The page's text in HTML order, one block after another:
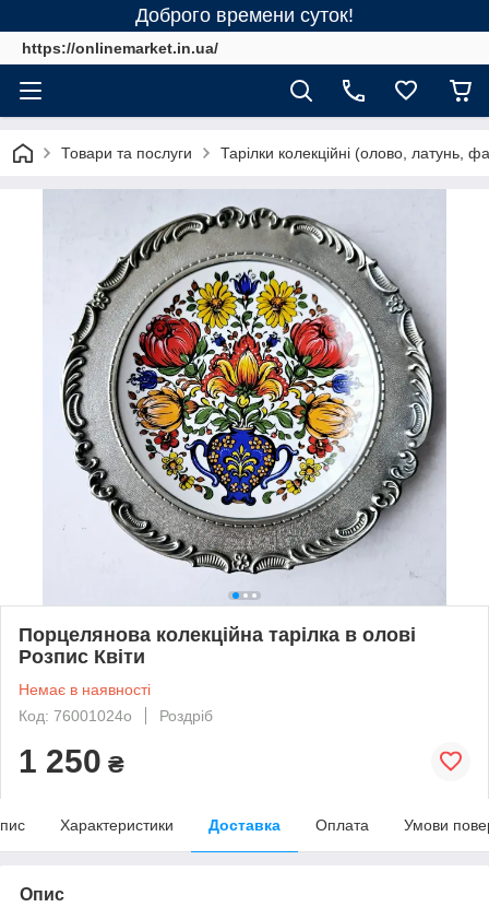
Доброго времени суток!
https://onlinemarket.in.ua/
Товари та послуги Тарілки колекційні (олово, латунь,
Порцелянова колекційна тарілка в олові
Розпис Квіти
Немає в наявності
Код: 76001024о
Роздріб
1 250 ₴
Характеристики Доставка Оплата Умови
Опис